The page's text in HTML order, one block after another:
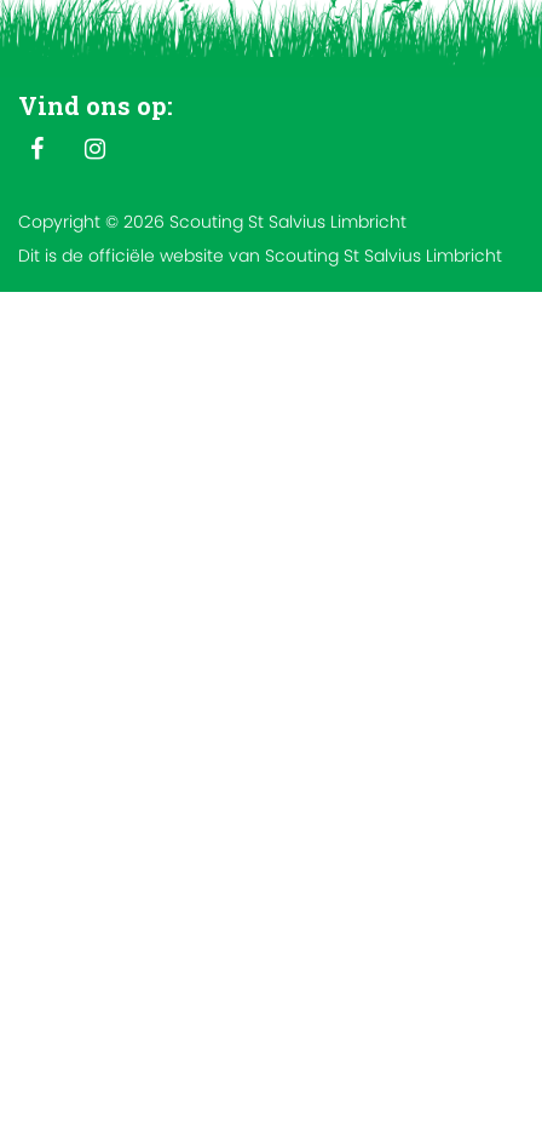
Vind ons op:
Copyright © 2026 Scouting St Salvius Limbricht
Dit is de officiële website van Scouting St Salvius Limbricht